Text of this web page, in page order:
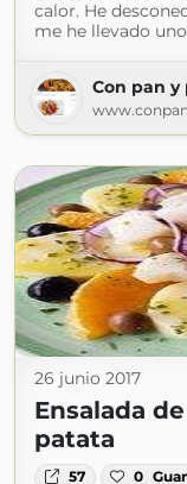
calor. He
me he llevado
Con pan y
26 junio 2017
Ensalada
patata
57 0